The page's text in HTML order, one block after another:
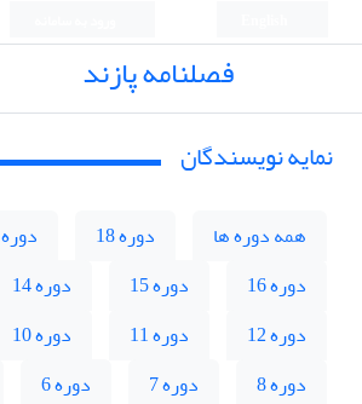
فصلنامه پازند
نمایه نویسندگان
همه دوره ها دوره 18
دوره 17
دوره 16
دوره 15 دوره 14
دوره 12
دوره 11 دوره 10
دوره 8
دوره 7 دوره 6